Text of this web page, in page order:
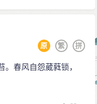
拼
繁
原
。春风自怨葳蕤锁，